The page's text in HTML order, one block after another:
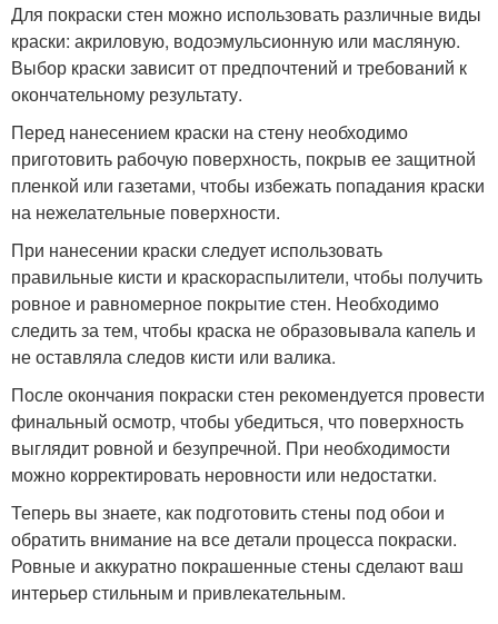
Для покраски стен можно использовать различные виды
краски: акриловую, водоэмульсионную или масляную.
Выбор краски зависит от предпочтений и требований к
окончательному результату.
Перед нанесением краски на стену необходимо
приготовить рабочую поверхность, покрыв ее защитной
пленкой или газетами, чтобы избежать попадания краски
на нежелательные поверхности.
При нанесении краски следует использовать
правильные кисти и краскораспылители, чтобы получить
ровное и равномерное покрытие стен. Необходимо
следить за тем, чтобы краска не образовывала капель и
не оставляла следов кисти или валика.
После окончания покраски стен рекомендуется провести
финальный осмотр, чтобы убедиться, что поверхность
выглядит ровной и безупречной. При необходимости
можно корректировать неровности или недостатки.
Теперь вы знаете, как подготовить стены под обои и
обратить внимание на все детали процесса покраски.
Ровные и аккуратно покрашенные стены сделают ваш
интерьер стильным и привлекательным.